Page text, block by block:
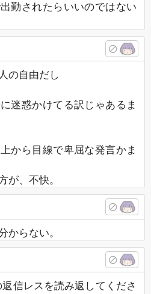
勤されたらいいのではない
の自由だし
迷惑かけてる訳じゃあるま
から目線で卑屈な発言かま
が、不快。
からない。
信レスを読み返してくださ